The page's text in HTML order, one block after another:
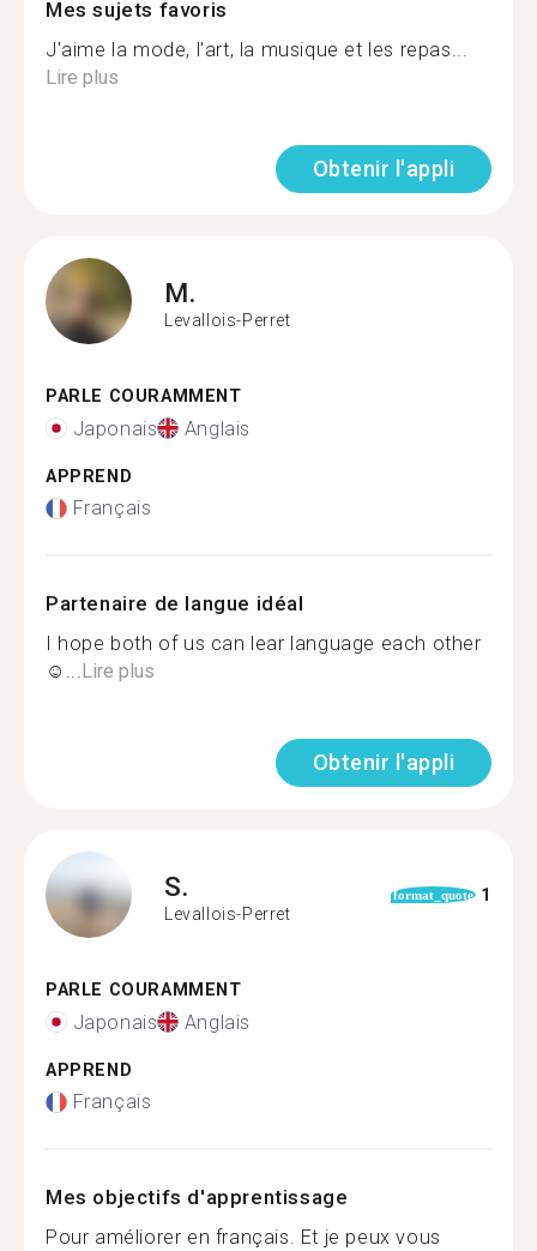
Mes sujets favoris
J'aime la mode, l'art, la musique et les repas...
Lire plus
Obtenir l'appli
M.
Levallois-Perret
PARLE COURAMMENT
Japonais Anglais
APPREND
Français
Partenaire de langue idéal
I hope both of us can lear language each other
☺...Lire plus
Obtenir l'appli
S.
Levallois-Perret
format_quote 1
PARLE COURAMMENT
Japonais Anglais
APPREND
Français
Mes objectifs d'apprentissage
Pour améliorer en français. Et je peux vous